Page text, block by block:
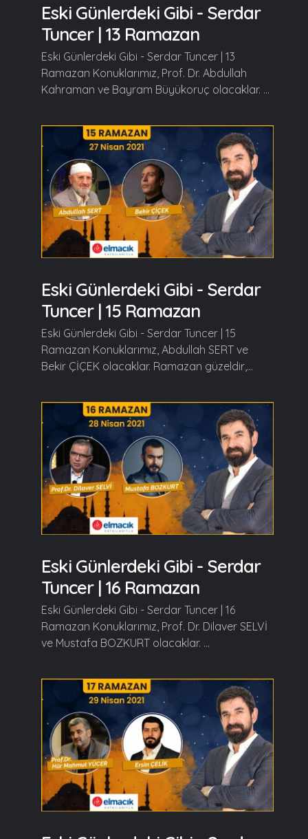
Eski Günlerdeki Gibi - Serdar
Tuncer | 13 Ramazan
Eski Günlerdeki Gibi - Serdar Tuncer | 13
Ramazan Konuklarımız, Prof. Dr. Abdullah
Kahraman ve Bayram Büyükoruç olacaklar. ...
Eski Günlerdeki Gibi - Serdar
Tuncer | 15 Ramazan
Eski Günlerdeki Gibi - Serdar Tuncer | 15
Ramazan Konuklarımız, Abdullah SERT ve
Bekir ÇİÇEK olacaklar. Ramazan güzeldir,...
Eski Günlerdeki Gibi - Serdar
Tuncer | 16 Ramazan
Eski Günlerdeki Gibi - Serdar Tuncer | 16
Ramazan Konuklarımız, Prof. Dr. Dilaver SELVİ
ve Mustafa BOZKURT olacaklar. ...